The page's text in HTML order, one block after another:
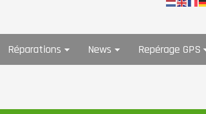
Réparations News Repérage GPS